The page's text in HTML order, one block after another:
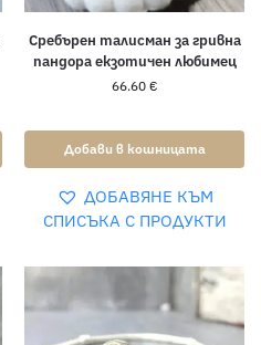
Сребърен талисман за гривна
пандора екзотичен любимец
66.60 €
Добави в кошницата
ДОБАВЯНЕ КЪМ
СПИСЪКА С ПРОДУКТИ